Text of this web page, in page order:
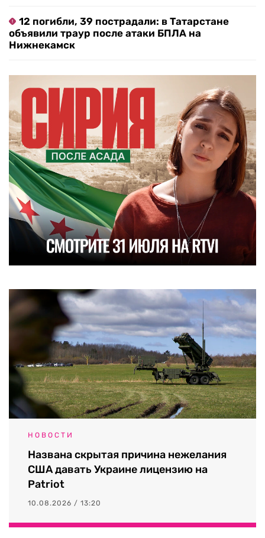
12 погибли, 39 пострадали: в Татарстане
объявили траур после атаки БПЛА на
Нижнекамск
НОВОСТИ
Названа скрытая причина нежелания
США давать Украине лицензию на
Patriot
10.08.2026 / 13:20